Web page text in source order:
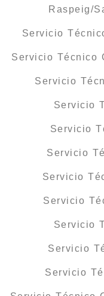
Raspeig/
Servicio
Servicio Técnico
Servicio
Servicio
Servicio
Servicio
Servicio
Servicio
Servicio
Servicio
Servicio